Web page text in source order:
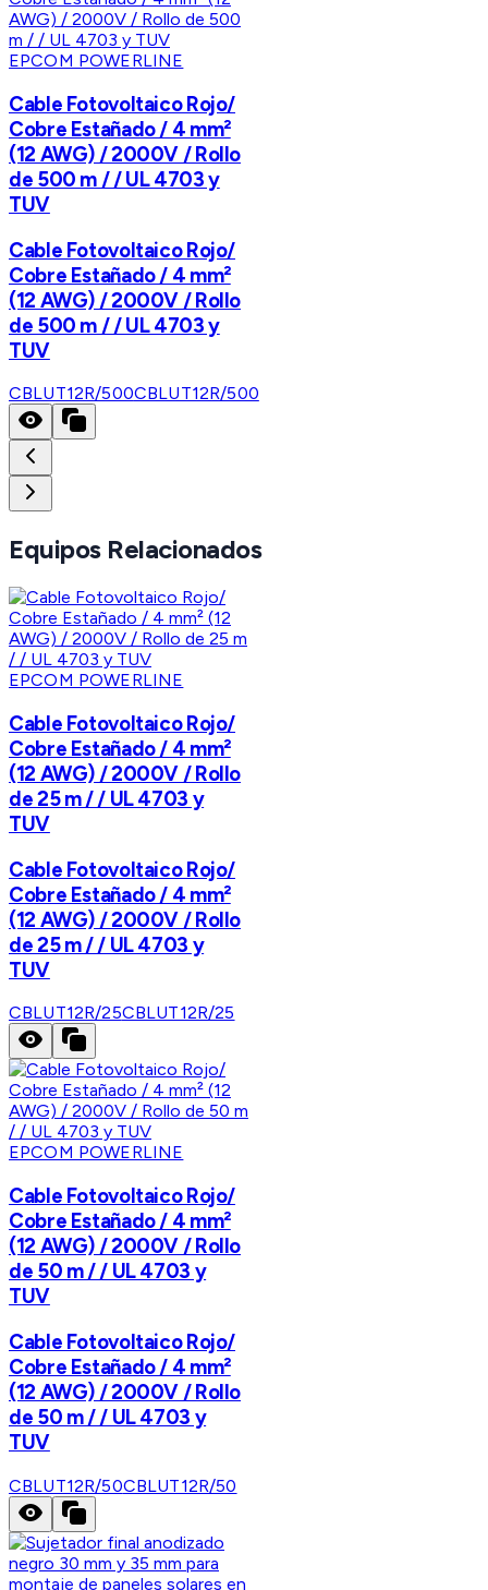
EPCOM POWERLINE
Cable Fotovoltaico Rojo/
Cobre Estañado / 4 mm²
(12 AWG) / 2000V / Rollo
de 500 m / / UL 4703 y
TUV
Cable Fotovoltaico Rojo/
Cobre Estañado / 4 mm²
(12 AWG) / 2000V / Rollo
de 500 m / / UL 4703 y
TUV
CBLUT12R/500CBLUT12R/500
Equipos Relacionados
EPCOM POWERLINE
Cable Fotovoltaico Rojo/
Cobre Estañado / 4 mm²
(12 AWG) / 2000V / Rollo
de 25 m / / UL 4703 y
TUV
Cable Fotovoltaico Rojo/
Cobre Estañado / 4 mm²
(12 AWG) / 2000V / Rollo
de 25 m / / UL 4703 y
TUV
CBLUT12R/25CBLUT12R/25
EPCOM POWERLINE
Cable Fotovoltaico Rojo/
Cobre Estañado / 4 mm²
(12 AWG) / 2000V / Rollo
de 50 m / / UL 4703 y
TUV
Cable Fotovoltaico Rojo/
Cobre Estañado / 4 mm²
(12 AWG) / 2000V / Rollo
de 50 m / / UL 4703 y
TUV
CBLUT12R/50CBLUT12R/50